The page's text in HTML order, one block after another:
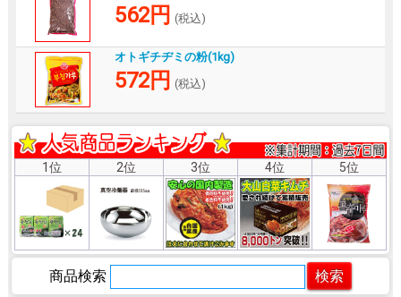
562円 (税込)
オトギチヂミの粉(1kg)
572円 (税込)
1位 2位 3位 4位 5位
商品検索